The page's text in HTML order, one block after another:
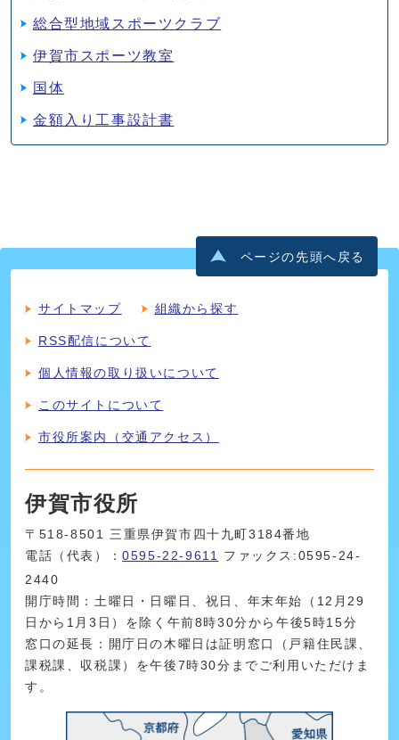
総合型地域スポーツクラブ
伊賀市スポーツ教室
国体
金額入り工事設計書
ページの先頭へ戻る
サイトマップ 組織から探す
RSS配信について
個人情報の取り扱いについて
このサイトについて
市役所案内（交通アクセス）
伊賀市役所
〒518-8501 三重県伊賀市四十九町3184番地
電話（代表）：0595-22-9611
ファックス:0595-24-
2440
開庁時間：土曜日・日曜日、祝日、年末年始（12月29
日から1月3日）を除く午前8時30分から午後5時15分
窓口の延長：開庁日の木曜日は証明窓口（戸籍住民課、
課税課、収税課）を午後7時30分までご利用いただけま
す。